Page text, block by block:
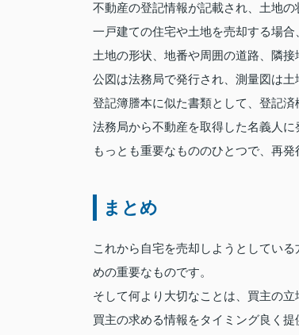
不動産の登記情報が記載され、土地
一戸建ての住宅や土地を売却する場
土地の形状、地番や周囲の道路、隣
公図は法務局で発行され、測量図は土
登記簿謄本に似た書類として、登記済
法務局から不動産を取得した名義人
もっとも重要なもののひとつで、再
まとめ
これから自宅を売却しようとしてい
めの重要なものです。
そして何より大切なことは、買主の
買主の求める情報をタイミング良く